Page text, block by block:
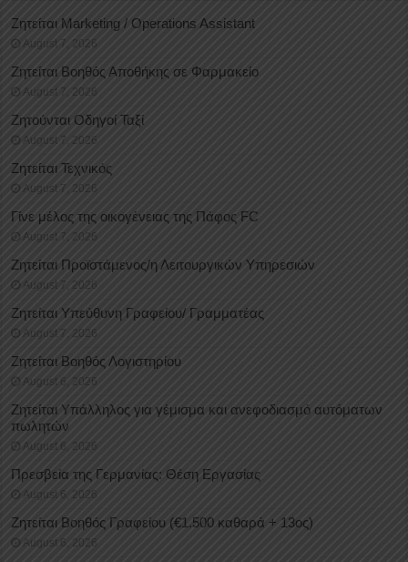
Ζητείται Marketing / Operations Assistant
August 7, 2026
Ζητείται Βοηθός Αποθήκης σε Φαρμακείο
August 7, 2026
Ζητούνται Οδηγοί Ταξί
August 7, 2026
Ζητείται Τεχνικός
August 7, 2026
Γίνε μέλος της οικογένειας της Πάφος FC
August 7, 2026
Ζητείται Προϊστάμενος/η Λειτουργικών Υπηρεσιών
August 7, 2026
Ζητείται Υπεύθυνη Γραφείου/ Γραμματέας
August 7, 2026
Ζητείται Βοηθός Λογιστηρίου
August 6, 2026
Ζητείται Υπάλληλος για γέμισμα και ανεφοδιασμό αυτόματων
πωλητών
August 6, 2026
Πρεσβεία της Γερμανίας: Θέση Εργασίας
August 6, 2026
Ζητείται Βοηθός Γραφείου (€1.500 καθαρά + 13ος)
August 6, 2026